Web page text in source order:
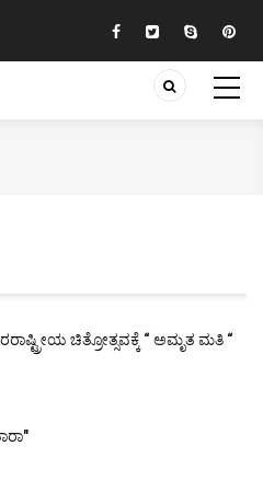
ಚಿತ್ರೋತ್ಸವಕ್ಕೆ “ ಅಮೃತ ಮತಿ “